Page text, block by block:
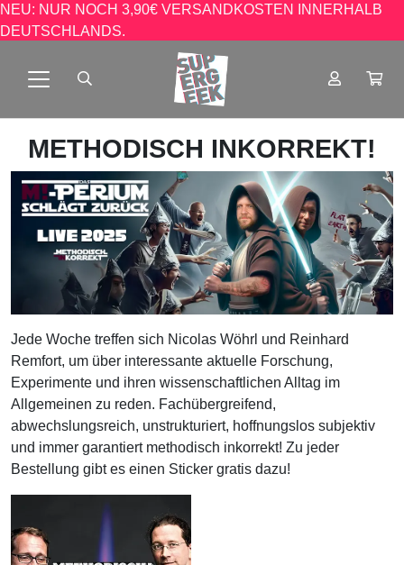
NEU: NUR NOCH 3,90€ VERSANDKOSTEN INNERHALB
DEUTSCHLANDS.
METHODISCH INKORREKT!
Jede Woche treffen sich Nicolas Wöhrl und Reinhard
Remfort, um über interessante aktuelle Forschung,
Experimente und ihren wissenschaftlichen Alltag im
Allgemeinen zu reden. Fachübergreifend,
abwechslungsreich, unstrukturiert, hoffnungslos subjektiv
und immer garantiert methodisch inkorrekt! Zu jeder
Bestellung gibt es einen Sticker gratis dazu!